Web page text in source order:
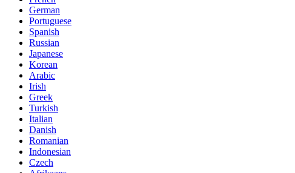
German
Portuguese
Spanish
Russian
Japanese
Korean
Arabic
Irish
Greek
Turkish
Italian
Danish
Romanian
Indonesian
Czech